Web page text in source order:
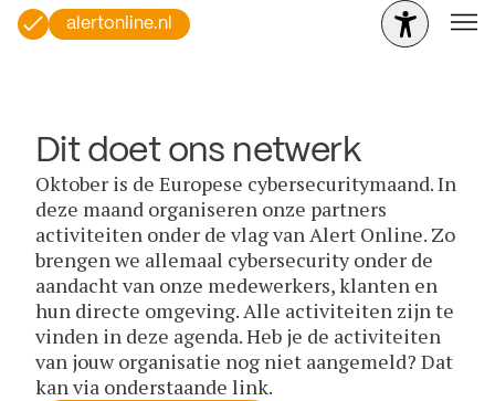
alertonline.nl
Dit doet ons netwerk
Oktober is de Europese cybersecuritymaand. In
deze maand organiseren onze partners
activiteiten onder de vlag van Alert Online. Zo
brengen we allemaal cybersecurity onder de
aandacht van onze medewerkers, klanten en
hun directe omgeving. Alle activiteiten zijn te
vinden in deze agenda. Heb je de activiteiten
van jouw organisatie nog niet aangemeld? Dat
kan via onderstaande link.